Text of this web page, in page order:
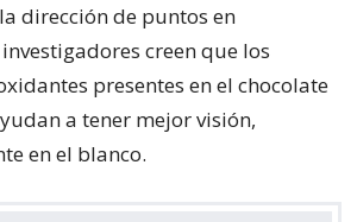
dirección de puntos en
creen que los
presentes en el chocolate
a tener mejor visión,
en el blanco.